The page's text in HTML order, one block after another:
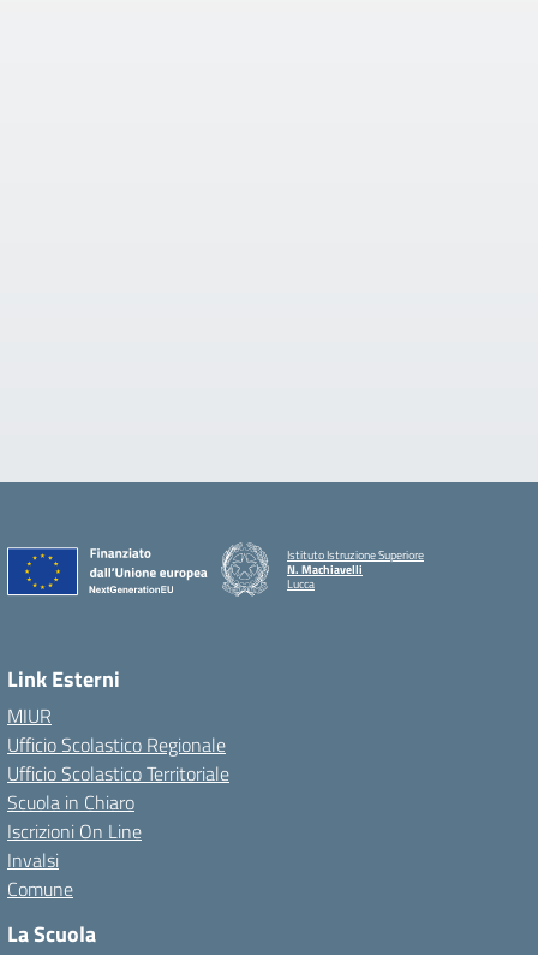
Istituto Istruzione Superiore
N. Machiavelli
Lucca
Link Esterni
MIUR
Ufficio Scolastico Regionale
Ufficio Scolastico Territoriale
Scuola in Chiaro
Iscrizioni On Line
Invalsi
Comune
La Scuola